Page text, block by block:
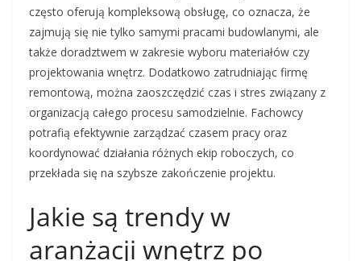
często oferują kompleksową obsługę, co oznacza, że
zajmują się nie tylko samymi pracami budowlanymi, ale
także doradztwem w zakresie wyboru materiałów czy
projektowania wnętrz. Dodatkowo zatrudniając firmę
remontową, można zaoszczędzić czas i stres związany z
organizacją całego procesu samodzielnie. Fachowcy
potrafią efektywnie zarządzać czasem pracy oraz
koordynować działania różnych ekip roboczych, co
przekłada się na szybsze zakończenie projektu.
Jakie są trendy w
aranżacji wnętrz po